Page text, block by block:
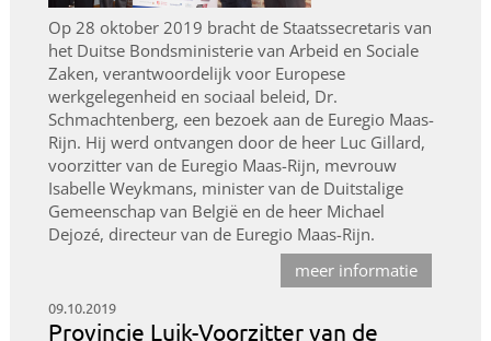
Op 28 oktober 2019 bracht de Staatssecretaris van
het Duitse Bondsministerie van Arbeid en Sociale
Zaken, verantwoordelijk voor Europese
werkgelegenheid en sociaal beleid, Dr.
Schmachtenberg, een bezoek aan de Euregio Maas-
Rijn. Hij werd ontvangen door de heer Luc Gillard,
voorzitter van de Euregio Maas-Rijn, mevrouw
Isabelle Weykmans, minister van de Duitstalige
Gemeenschap van België en de heer Michael
Dejozé, directeur van de Euregio Maas-Rijn.
meer informatie
09.10.2019
Provincie Luik-Voorzitter van de